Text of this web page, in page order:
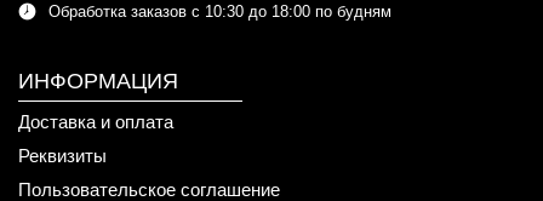
Обработка заказов с 10:30 до 18:00 по будням
ИНФОРМАЦИЯ
Доставка и оплата
Реквизиты
Пользовательское соглашение